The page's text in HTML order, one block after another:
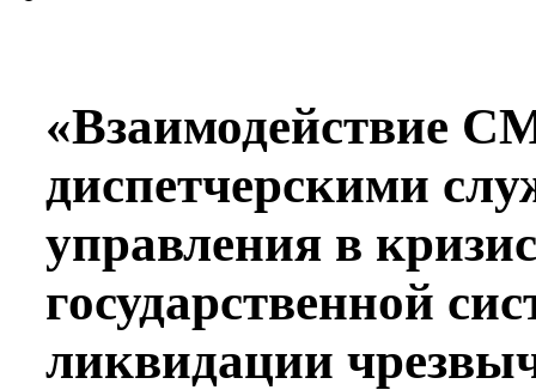
«Взаимодействие
диспетчерскими
управления в
государственной
ликвидации